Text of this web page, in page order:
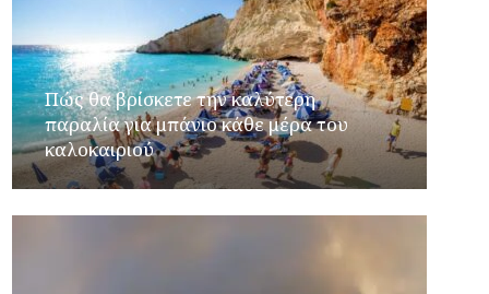
Πώς θα βρίσκετε την καλύτερη
παραλία για μπάνιο κάθε μέρα του
καλοκαιριού